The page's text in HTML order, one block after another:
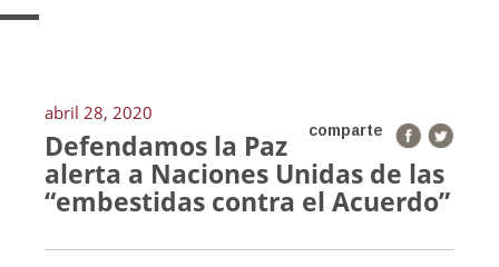
abril 28, 2020
comparte
Defendamos la Paz
alerta a Naciones Unidas de las
“embestidas contra el Acuerdo”